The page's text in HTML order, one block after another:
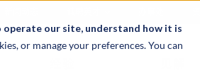
our site, understand how it is
or manage your preferences. You can